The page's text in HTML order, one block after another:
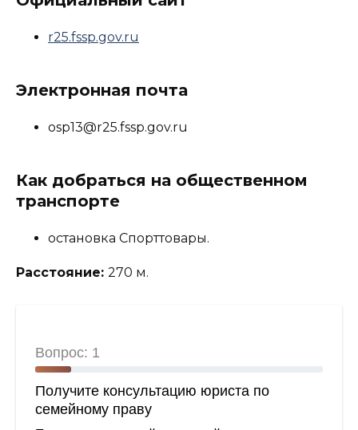
r25.fssp.gov.ru
Электронная почта
osp13@r25.fssp.gov.ru
Как добраться на общественном
транспорте
остановка Спорттовары.
Расстояние: 270 м.